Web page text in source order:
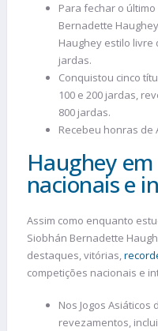
Para fechar o
Bernadette
Haughey estilo livre
jardas.
Conquistou cinco
100 e 200 jardas,
800 jardas.
Recebeu honras de
Haughey
nacionais e
Assim como enquanto
Siobhán Bernadette
destaques, vitórias,
competições nacionais e
Nos Jogos Asiáticos
revezamentos,